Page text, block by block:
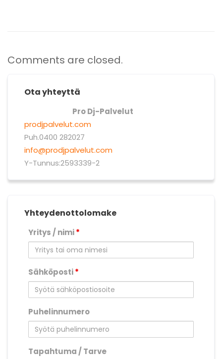
Comments are closed.
Ota yhteyttä
Pro Dj-Palvelut
prodjpalvelut.com
Puh.0400 282027
info@prodjpalvelut.com
Y-Tunnus:2593339-2
Yhteydenottolomake
Yritys / nimi*
Sähköposti*
Puhelinnumero
Tapahtuma / Tarve